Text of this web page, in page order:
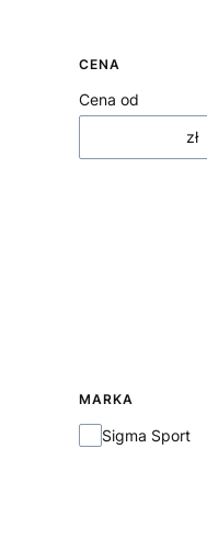
CENA
Cena od
zł
MARKA
MarkaSigma Sport